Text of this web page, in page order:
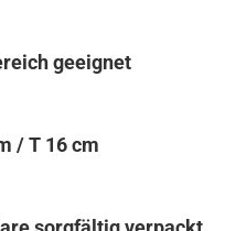
geeignet
/ T 16 cm